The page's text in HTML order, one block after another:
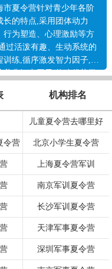
市夏令营针对青少年各阶
长的特点,采用团体动力
行为塑造、心理激励等方
过活泼有趣、生动系统的
训练,循序激发智力因子,渐
养非智力因子,构建优势学
机构排名
儿童夏令营去哪里好
令营 北京小学生夏令营
上海夏令营军训
南京军训夏令营
长沙军训夏令营
天津军事夏令营
深圳军事夏令营